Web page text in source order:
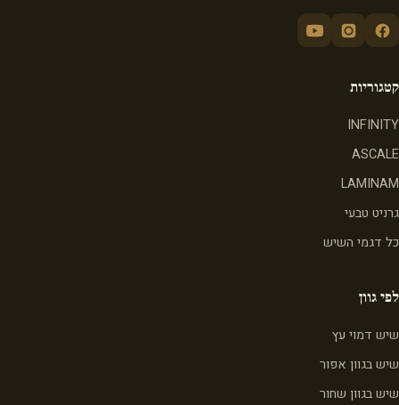
קטגוריות
INFINITY
ASCALE
LAMINAM
גרניט טבעי
כל דגמי השיש
לפי גוון
שיש דמוי עץ
שיש בגוון אפור
שיש בגוון שחור